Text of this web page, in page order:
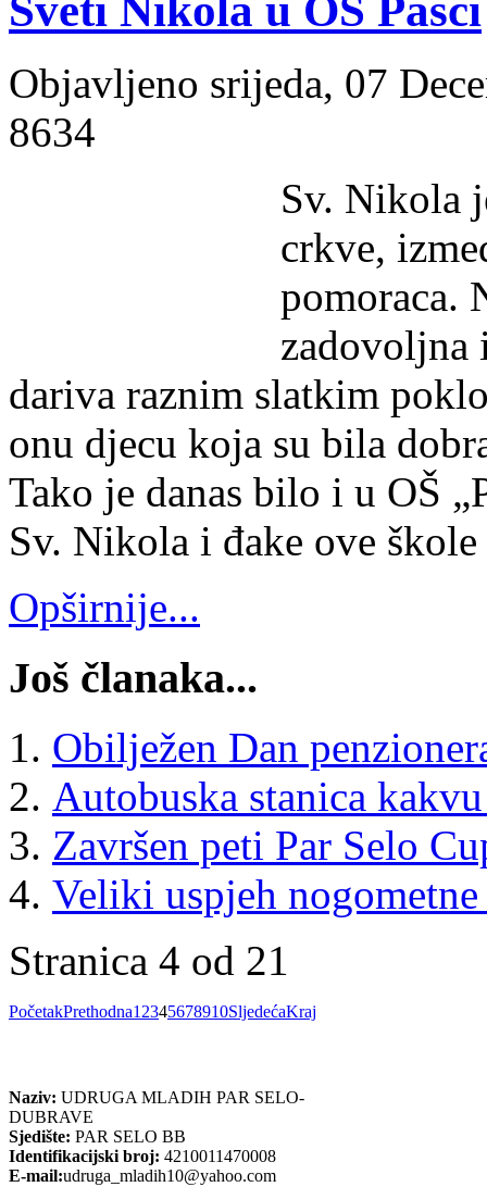
Sveti Nikola u OŠ Pasci
Objavljeno srijeda, 07
8634
Sv. Nikola
crkve,
pomoraca.
zadovoljna
dariva raznim slatkim
onu djecu koja su bila
Tako je danas bilo i u OŠ
Sv. Nikola i đake ove
Opširnije...
Još članaka...
Obilježen Dan
Autobuska stanica
Završen peti Par Selo
Veliki uspjeh
Stranica 4 od 21
PočetakPrethodna1 2345678910SljedećaKraj
Naziv: UDRUGA MLADIH PAR SELO-
DUBRAVE
Sjedište: PAR SELO BB
Identifikacijski broj: 4210011470008
E-mail:udruga_mladih10@yahoo.com